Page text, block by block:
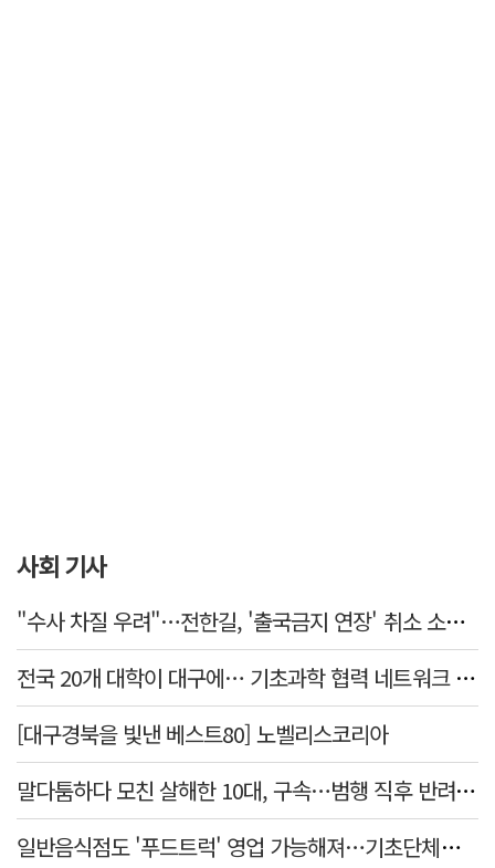
사회 기사
"수사 차질 우려"…전한길, '출국금지 연장' 취소 소송 패소
전국 20개 대학이 대구에… 기초과학 협력 네트워크 출범하다
[대구경북을 빛낸 베스트80] 노벨리스코리아
말다툼하다 모친 살해한 10대, 구속…범행 직후 반려견도 죽여
일반음식점도 '푸드트럭' 영업 가능해져…기초단체별 조례 개정 움직임